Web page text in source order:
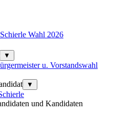
Wahl 2026
▼
u. Vorstandswahl
▼
und Kandidaten